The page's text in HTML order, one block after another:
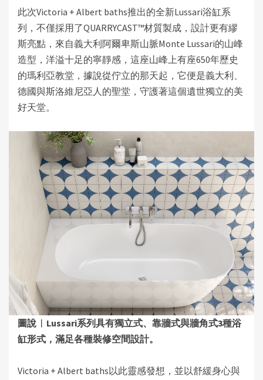
此次Victoria + Albert baths推出的全新Lussari浴缸系
列，不僅採用了QUARRYCAST™材質製成，設計更有繆
斯亮點，來自義大利阿爾卑斯山脈Monte Lussari的山峰
造型，洋溢十足的寧靜感，這座山峰上有座650年歷史
的瑪利亞教堂，據說從佇立的那天起，它便是義大利、
德國與斯洛維尼亞人的聖堂，守護著這個遺世獨立的美
好天堂。
圖說︱ Lussari系列具有獨立式、靠牆式與牆角式3種浴
缸形式，滿足各種裝修空間設計。
Victoria + Albert baths以此靈感發想，並以舒緩身心與